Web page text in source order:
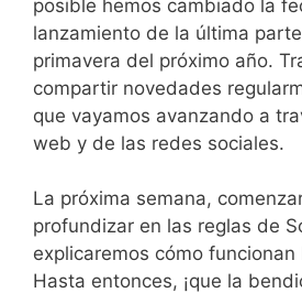
posible hemos cambiado la
lanzamiento de la última
primavera del próximo año.
compartir novedades
que vayamos avanzando a
web y de las redes sociales.
La próxima semana,
profundizar en las reglas de
explicaremos cómo funcionan
Hasta entonces, ¡que la